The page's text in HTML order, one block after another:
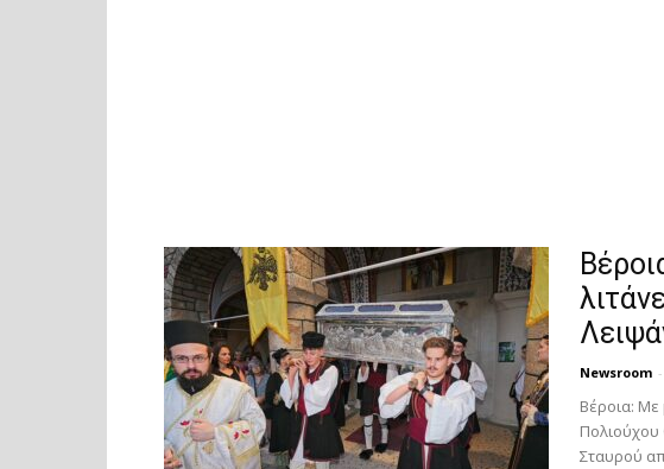
Newsroom -
Βέροια: Με
Πολιούχου
Σταυρού